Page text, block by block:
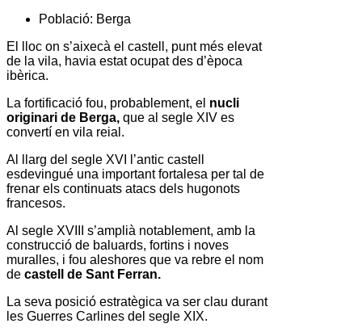
Població: Berga
El lloc on s’aixecà el castell, punt més elevat
de la vila, havia estat ocupat des d’època
ibèrica.
La fortificació fou, probablement, el nucli
originari de Berga, que al segle XIV es
convertí en vila reial.
Al llarg del segle XVI l’antic castell
esdevingué una important fortalesa per tal de
frenar els continuats atacs dels hugonots
francesos.
Al segle XVIII s’amplià notablement, amb la
construcció de baluards, fortins i noves
muralles, i fou aleshores que va rebre el nom
de castell de Sant Ferran.
La seva posició estratègica va ser clau durant
les Guerres Carlines del segle XIX.